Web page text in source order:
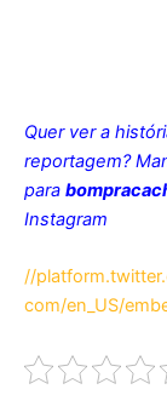
Quer ver a
reportagem?
para
Instagram
//
com/en_US/